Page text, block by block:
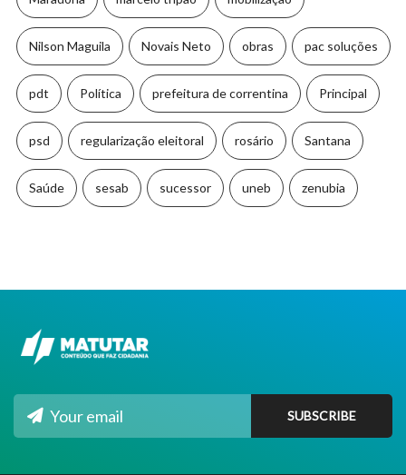
Nilson Maguila Novais Neto obras pac soluções
pdt Política prefeitura de correntina Principal
psd regularização eleitoral rosário Santana
Saúde sesab sucessor uneb zenubia